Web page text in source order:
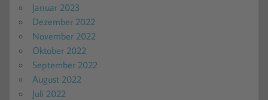
Januar 2023
Dezember 2022
November 2022
Oktober 2022
September 2022
August 2022
Juli 2022